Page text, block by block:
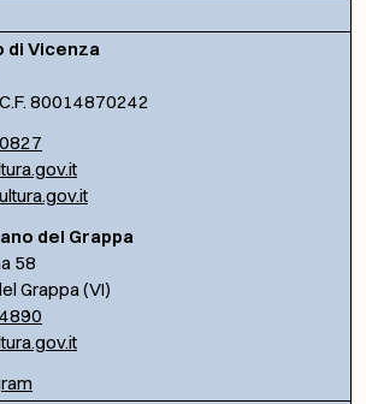
di Vicenza
80014870242
del Grappa
58
Grappa (VI)